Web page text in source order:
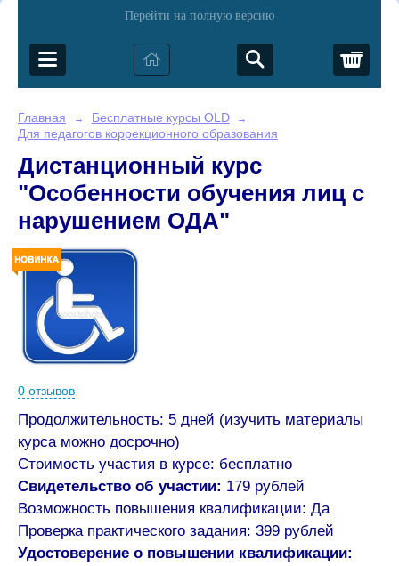
Перейти на полную версию
Главная → Бесплатные курсы OLD →
Для педагогов коррекционного образования
Дистанционный курс
"Особенности обучения лиц с
нарушением ОДА"
0 отзывов
Продолжительность: 5 дней (изучить материалы
курса можно досрочно)
Стоимость участия в курсе: бесплатно
Свидетельство об участии: 179 рублей
Возможность повышения квалификации: Да
Проверка практического задания: 399 рублей
Удостоверение о повышении квалификации: